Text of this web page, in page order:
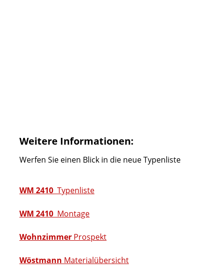
Weitere Informationen:
Werfen Sie einen Blick in die neue Typenliste
WM 2410 Typenliste
WM 2410 Montage
Wohnzimmer Prospekt
Wöstmann Materialübersicht